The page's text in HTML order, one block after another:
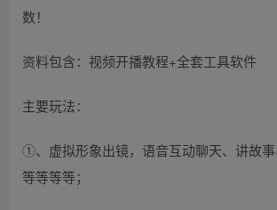
数！
资料包含：视频开播教程+全套工具软件
主要玩法：
①、虚拟形象出镜，语音互动聊天、讲故
等等等等；